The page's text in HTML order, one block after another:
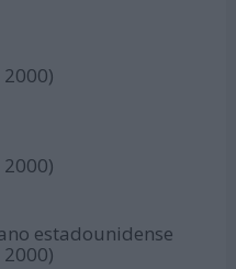
estadounidense